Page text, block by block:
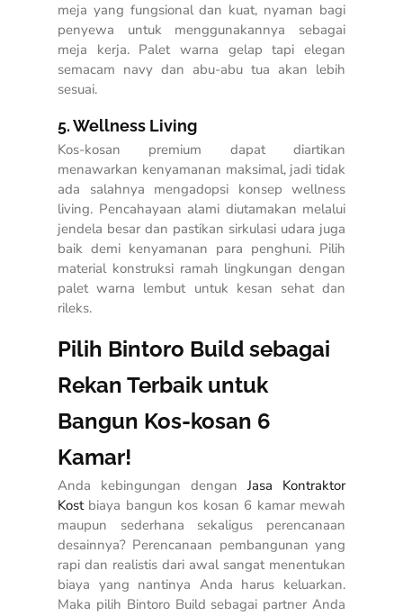
meja yang fungsional dan kuat, nyaman bagi
penyewa untuk menggunakannya sebagai
meja kerja. Palet warna gelap tapi elegan
semacam navy dan abu-abu tua akan lebih
sesuai.
5. Wellness Living
Kos-kosan premium dapat diartikan
menawarkan kenyamanan maksimal, jadi tidak
ada salahnya mengadopsi konsep wellness
living. Pencahayaan alami diutamakan melalui
jendela besar dan pastikan sirkulasi udara juga
baik demi kenyamanan para penghuni. Pilih
material konstruksi ramah lingkungan dengan
palet warna lembut untuk kesan sehat dan
rileks.
Pilih Bintoro Build sebagai
Rekan Terbaik untuk
Bangun Kos-kosan 6
Kamar!
Anda kebingungan denganJasa Kontraktor
Kostbiaya bangun kos kosan 6 kamar mewah
maupun sederhana sekaligus perencanaan
desainnya? Perencanaan pembangunan yang
rapi dan realistis dari awal sangat menentukan
biaya yang nantinya Anda harus keluarkan.
Maka pilih Bintoro Build sebagai partner Anda